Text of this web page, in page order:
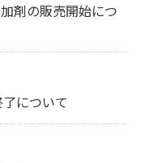
剤の販売開始につ
について